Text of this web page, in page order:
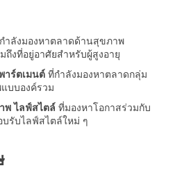
ำลังมองหาตลาดด้านสุขภาพ
ถึงที่อยู่อาศัยสำหรับผู้สูงอายุ
าร์ตเมนต์ ที่กำลังมองหาตลาดกลุ่ม
บบองค์รวม
พ ไลฟ์สไตล์ ที่มองหาโอกาสร่วมกับ
บรับไลฟ์สไตล์ใหม่ ๆ